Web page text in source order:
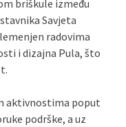
briškule između
Savjeta
radovima
i dizajna Pula, što
aktivnostima poput
podrške, a uz